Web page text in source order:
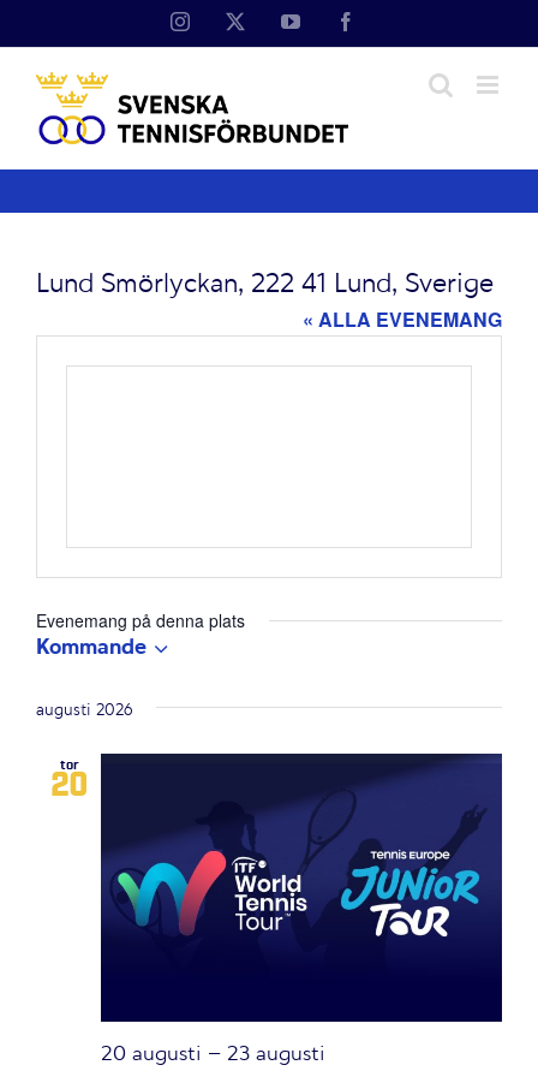
Instagram YouTube
Lund Smörlyckan, 222 41 Lund, Sverige
« ALLA EVENEMANG
Evenemang på denna plats
Kommande
datum.
augusti 2026
tor
20
20 augusti – 23 augusti